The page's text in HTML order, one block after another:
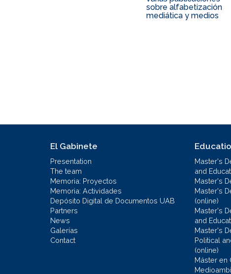
sobre alfabetización
mediática y medios
El Gabinete
Presentation
The team
Memoria: Proyectos
Memoria: Actividades
Depósito Digital de Documentos UAB
Partners
News
Galerías
Contact
Master's
and
Master's
Master's
(online)
Master's
and
Master's
Political
(online)
Máster en